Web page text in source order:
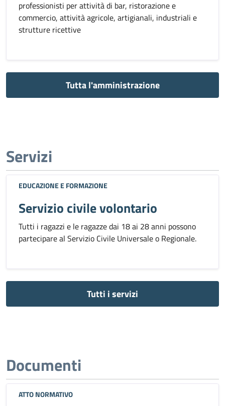
professionisti per attività di bar, ristorazione e
commercio, attività agricole, artigianali, industriali e
strutture ricettive
Tutta l'amministrazione
Servizi
EDUCAZIONE E FORMAZIONE
Servizio civile volontario
Tutti i ragazzi e le ragazze dai 18 ai 28 anni possono
partecipare al Servizio Civile Universale o Regionale.
Tutti i servizi
Documenti
ATTO NORMATIVO